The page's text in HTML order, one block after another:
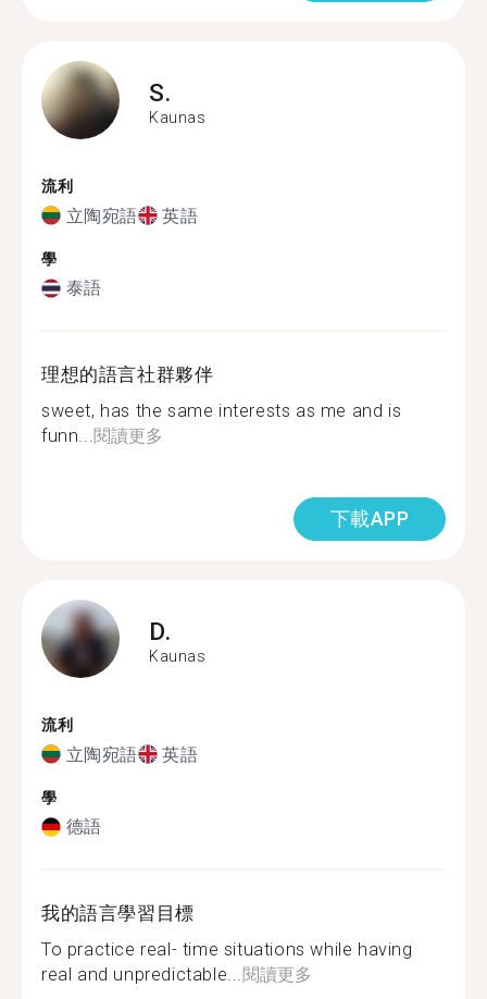
S.
Kaunas
流利
立陶宛語 英語
學
泰語
理想的語言社群夥伴
sweet, has the same interests as me and is
funn...閱讀更多
下載APP
D.
Kaunas
流利
立陶宛語 英語
學
德語
我的語言學習目標
To practice real- time situations while having
real and unpredictable...閱讀更多